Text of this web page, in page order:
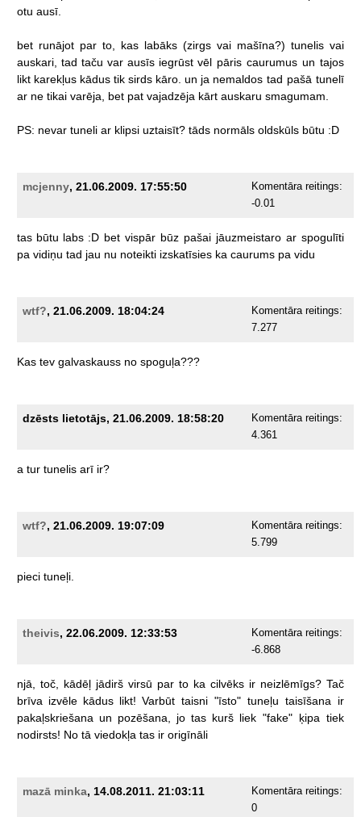
otu ausī.
bet runājot par to, kas labāks (zirgs vai mašīna?) tunelis vai
auskari, tad taču var ausīs iegrūst vēl pāris caurumus un tajos
likt karekļus kādus tik sirds kāro. un ja nemaldos tad pašā tunelī
ar ne tikai varēja, bet pat vajadzēja kārt auskaru smagumam.
PS: nevar tuneli ar klipsi uztaisīt? tāds normāls oldskūls būtu :D
mcjenny, 21.06.2009. 17:55:50
Komentāra reitings:
-0.01
tas būtu labs :D bet vispār būz pašai jāuzmeistaro ar spogulīti
pa vidiņu tad jau nu noteikti izskatīsies ka caurums pa vidu
wtf?, 21.06.2009. 18:04:24
Komentāra reitings:
7.277
Kas tev galvaskauss no spoguļa???
dzēsts lietotājs, 21.06.2009. 18:58:20
Komentāra reitings:
4.361
a tur tunelis arī ir?
wtf?, 21.06.2009. 19:07:09
Komentāra reitings:
5.799
pieci tuneļi.
theivis, 22.06.2009. 12:33:53
Komentāra reitings:
-6.868
njā, toč, kādēļ jādirš virsū par to ka cilvēks ir neizlēmīgs? Tač
brīva izvēle kādus likt! Varbūt taisni "īsto" tuneļu taisīšana
ir
pakaļskriešana un pozēšana, jo tas kurš liek "fake" ķipa tiek
nodirsts! No tā viedokļa tas ir origīnāli
mazā minka, 14.08.2011. 21:03:11
Komentāra reitings:
0